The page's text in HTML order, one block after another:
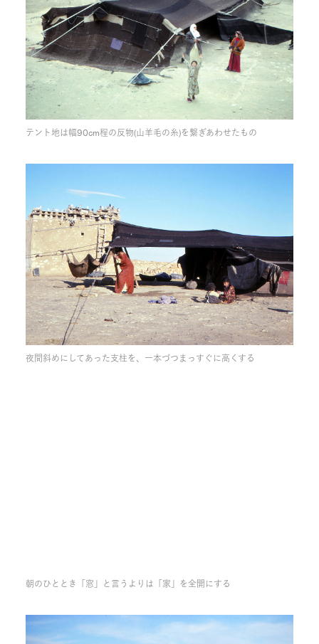
テント地は幅90cm程の反物(山羊毛の糸)を繋ぎあわせたもの
夜間斜めにしてあった支柱を、一本づつまっすぐに高くする
朝のひととき「窓」と言うよりは「家」を全開にする